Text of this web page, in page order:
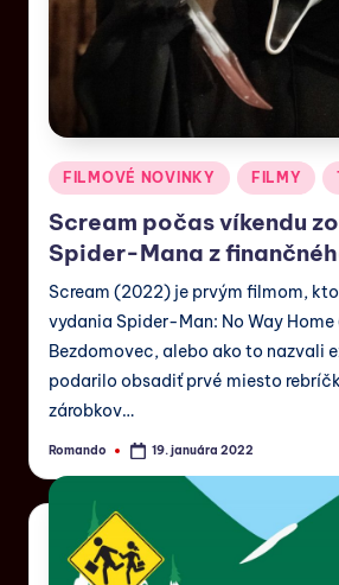
FILMOVÉ NOVINKY FILMY
Scream počas víkendu
Spider-Mana z
Scream (2022) je prvým filmom,
vydania Spider-Man: No Way
Bezdomovec, alebo ako to nazvali
podarilo obsadiť prvé miesto
zárobkov…
Romando 19. januára 2022